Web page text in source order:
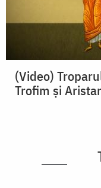
(Video)
Trofim și